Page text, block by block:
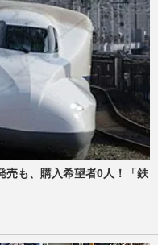
売も、購入希望者0人！「鉄